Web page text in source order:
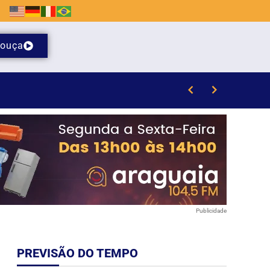
ouça
Publicidade
PREVISÃO DO TEMPO